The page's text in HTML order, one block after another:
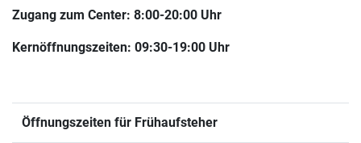
Zugang zum Center: 8:00-20:00 Uhr
Kernöffnungszeiten: 09:30-19:00 Uhr
Öffnungszeiten für Frühaufsteher